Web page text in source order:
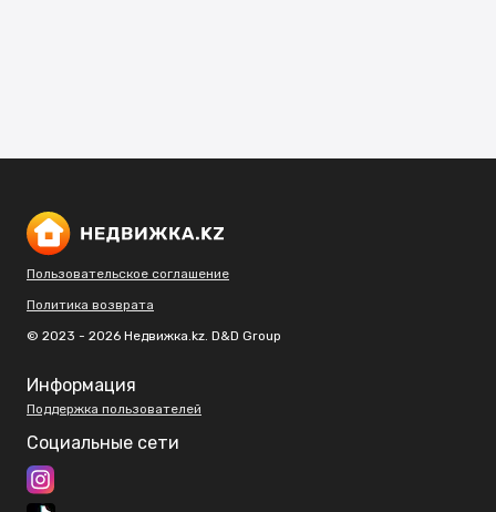
Пользовательское соглашение
Политика возврата
© 2023 - 2026 Недвижка.kz. D&D Group
Информация
Поддержка пользователей
Социальные сети